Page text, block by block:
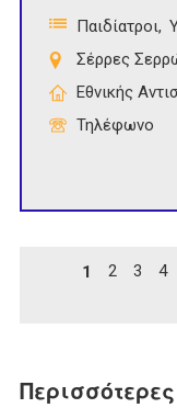
Παιδίατροι
Σέρρες
Εθνικής
Τηλέφωνο
1 2 3 4